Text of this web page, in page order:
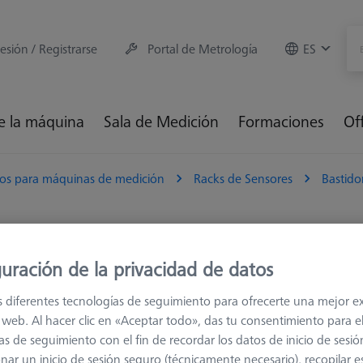
/ Registrarse Portal de Metrología ES
la máquina Sala de Medición Formaciones
para máquinas de medición Racks de Sensores
Clasificar
de la privacidad de datos
diferentes tecnologías de seguimiento para ofrecerte una mejor
Al hacer clic en «Aceptar todo», das tu consentimiento para
de seguimiento con el fin de recordar los datos de inicio de
un inicio de sesión seguro (técnicamente necesario), recopilar